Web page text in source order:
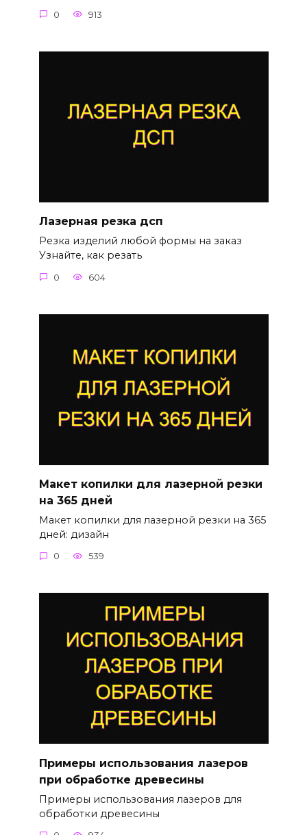
0 913
Лазерная резка дсп
Резка изделий любой формы на заказ
Узнайте, как резать
0 604
Макет копилки для лазерной резки
на 365 дней
Макет копилки для лазерной резки на 365
дней: дизайн
0 539
Примеры использования лазеров
при обработке древесины
Примеры использования лазеров для
обработки древесины